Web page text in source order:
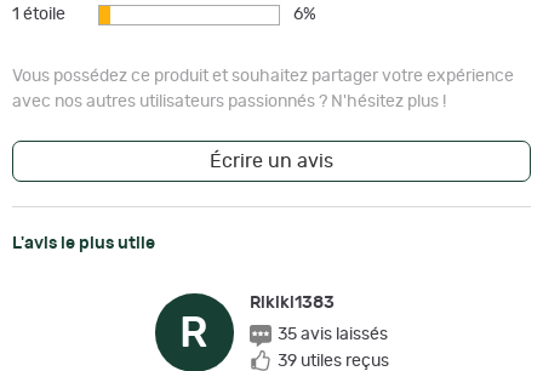
1 étoile 6%
Vous possédez ce produit et souhaitez partager votre expérience
avec nos autres utilisateurs passionnés ? N'hésitez plus !
Écrire un avis
L'avis le plus utile
R
Rikiki1383
35 avis laissés
39 utiles reçus